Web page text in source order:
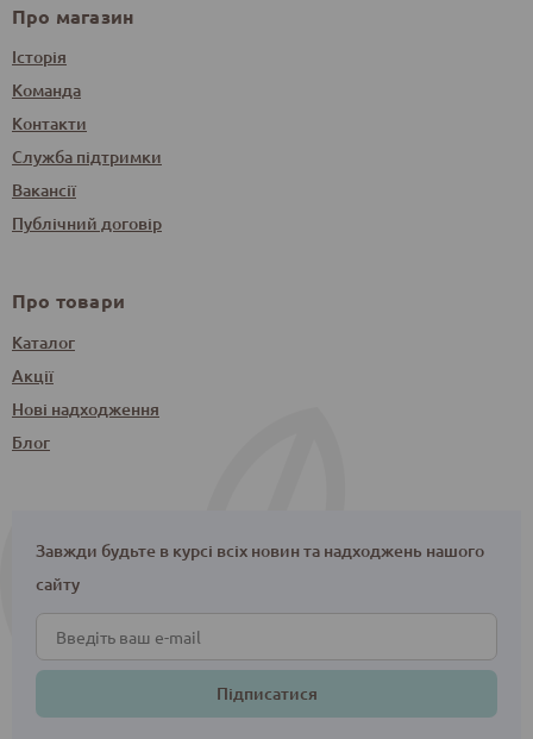
Про магазин
Історія
Команда
Контакти
Служба підтримки
Вакансії
Публічний договір
Про товари
Каталог
Акції
Нові надходження
Блог
Завжди будьте в курсі всіх новин та надходжень нашого
сайту
Підписатися